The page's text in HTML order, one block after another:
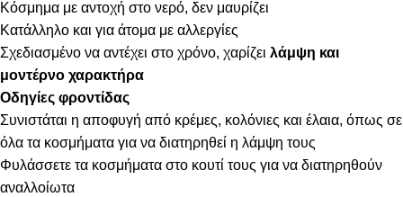
Κόσμημα με αντοχή στο νερό, δεν μαυρίζει
Κατάλληλο και για άτομα με αλλεργίες
Σχεδιασμένο να αντέχει στο χρόνο, χαρίζει λάμψη και
μοντέρνο χαρακτήρα
Οδηγίες φροντίδας
Συνιστάται η αποφυγή από κρέμες, κολόνιες και έλαια, όπως σε
όλα τα κοσμήματα για να διατηρηθεί η λάμψη τους
Φυλάσσετε τα κοσμήματα στο κουτί τους για να διατηρηθούν
αναλλοίωτα